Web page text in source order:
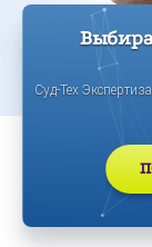
Суд-Тех